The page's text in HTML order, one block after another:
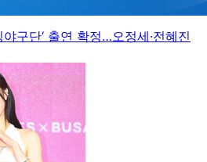
구단‘ 출연 확정…오정세·전혜진